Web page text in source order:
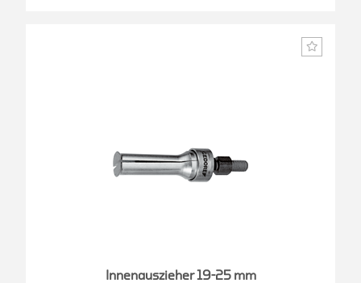
Innenauszieher 19-25 mm